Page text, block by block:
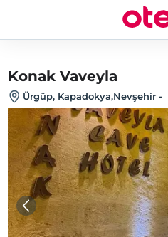
Konak Vaveyla
Ürgüp, Kapadokya,Nevşehir -